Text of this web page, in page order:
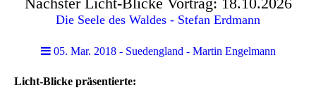
Die Seele des Waldes - Stefan Erdmann
05. Mar. 2018 - Suedengland - Martin Engelmann
Licht-Blicke präsentierte: